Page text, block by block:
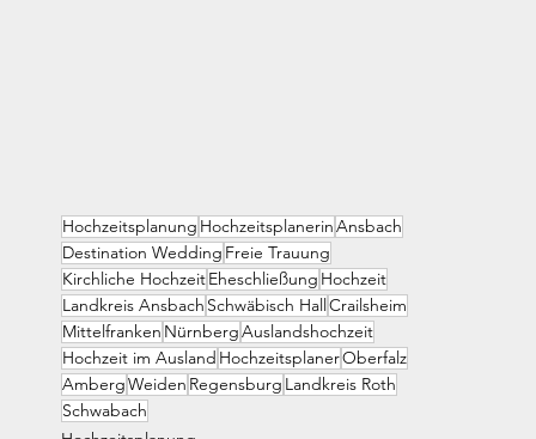
Hochzeitsplanung HochzeitsplanerinAnsbach
Destination Wedding Freie Trauung
Kirchliche HochzeitEheschließung Hochzeit
Landkreis Ansbach Schwäbisch HallCrailsheim
Mittelfranken NürnbergAuslandshochzeit
Hochzeit im Ausland HochzeitsplanerOberfalz
AmbergWeiden Regensburg Landkreis Roth
Schwabach